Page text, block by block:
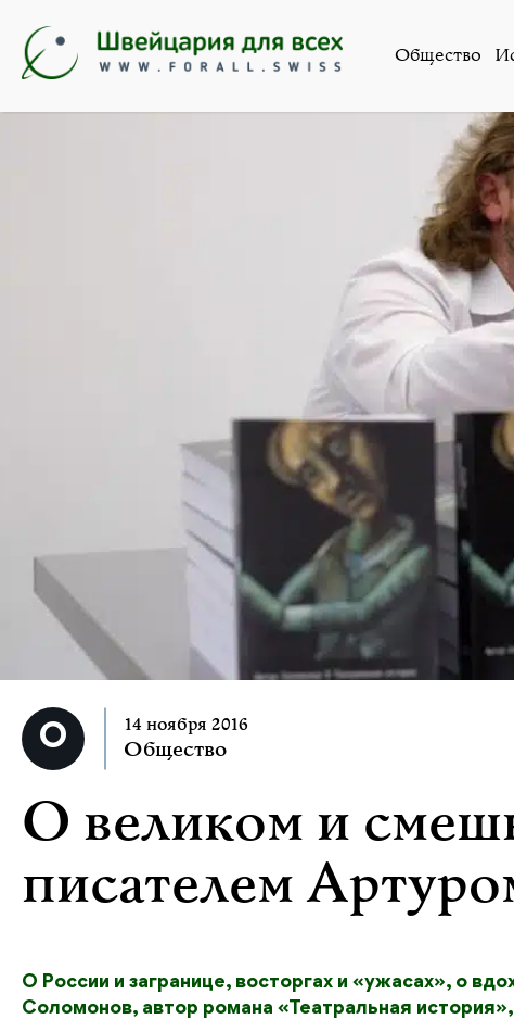
Общество
14 ноября 2016
Общество
О великом и
писателем
О России и загранице, восторгах и «ужасах», о
Соломонов, автор романа «Театральная